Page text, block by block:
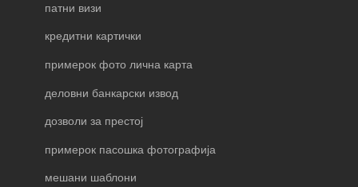
патни визи
кредитни картички
примерок фото лична карта
деловни банкарски извод
дозволи за престој
примерок пасошка фотографија
мешани шаблони